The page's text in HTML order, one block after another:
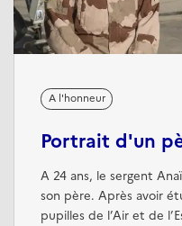
A l'honneur
Portrait d'un
A 24 ans, le sergent
son père. Après avoir
pupilles de l’Air et de